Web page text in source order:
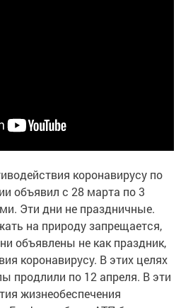
коронавирусу по
объявил с 28 марта по 3
Эти дни не праздничные.
на природу запрещается,
объявлены не как праздник,
коронавирусу. В этих целях
продлили по 12 апреля. В эти
жизнеобеспечения